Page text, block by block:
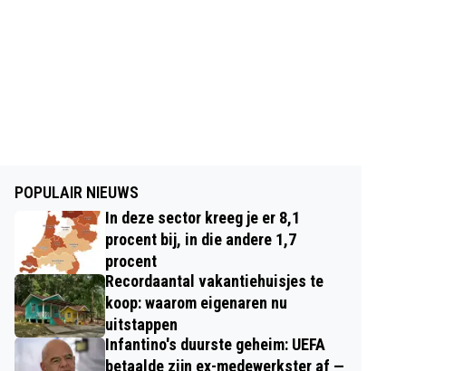
POPULAIR NIEUWS
In deze sector kreeg je er 8,1
procent bij, in die andere 1,7
procent
Recordaantal vakantiehuisjes te
koop: waarom eigenaren nu
uitstappen
Infantino's duurste geheim: UEFA
betaalde zijn ex-medewerkster af —